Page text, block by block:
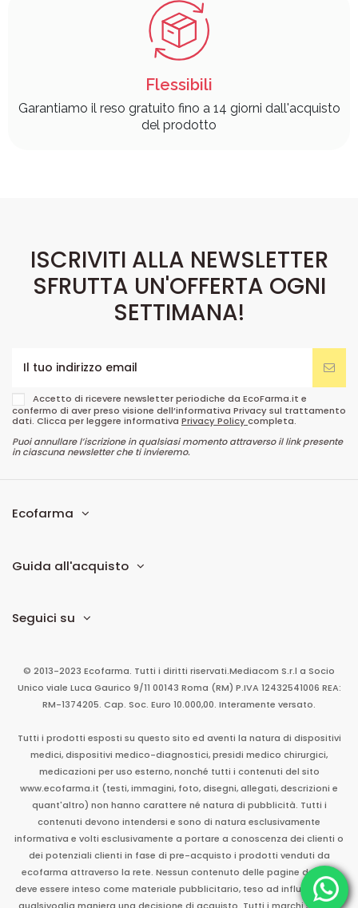
Flessibili
Garantiamo il reso gratuito fino a 14 giorni dall'acquisto
del prodotto
ISCRIVITI ALLA NEWSLETTER
SFRUTTA UN'OFFERTA OGNI
SETTIMANA!
Accetto di ricevere newsletter periodiche da EcoFarma.it e
confermo di aver preso visione dell’informativa Privacy sul trattamento
dati. Clicca per leggere informativa Privacy Policycompleta.
Puoi annullare l’iscrizione in qualsiasi momento attraverso il link presente
in ciascuna newsletter che ti invieremo.
Ecofarma
Guida all'acquisto
Seguici su
© 2013-2023 Ecofarma. Tutti i diritti riservati.Mediacom S.r.l a Socio
Unico viale Luca Gaurico 9/11 00143 Roma (RM) P.IVA 12432541006 REA:
RM-1374205. Cap. Soc. Euro 10.000,00. Interamente versato.
Tutti i prodotti esposti su questo sito ed aventi la natura di dispositivi
medici, dispositivi medico-diagnostici, presidi medico chirurgici,
medicazioni per uso esterno, nonché tutti i contenuti del sito
www.ecofarma.it (testi, immagini, foto, disegni, allegati, descrizioni e
quant'altro) non hanno carattere né natura di pubblicità. Tutti i
contenuti devono intendersi e sono di natura esclusivamente
informativa e volti esclusivamente a portare a conoscenza dei clienti o
dei potenziali clienti in fase di pre-acquisto i prodotti venduti da
ecofarma attraverso la rete. Nessun contenuto delle pagine del sito
deve essere inteso come materiale pubblicitario, teso ad influenzare in